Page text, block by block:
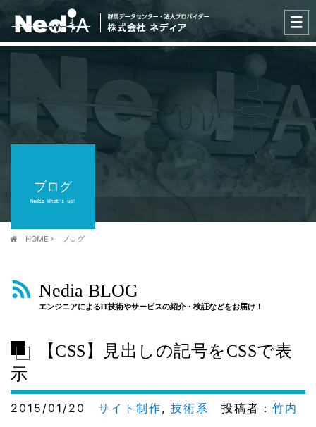
ブログ
Nedia What's up!
HOME ブログ
Nedia BLOG
エンジニアによるIT技術やサービスの紹介・検証などをお届け！
【CSS】見出しの記号をCSSで表
示
2015/01/20 サイト制作, 技術系 投稿者： 竹内